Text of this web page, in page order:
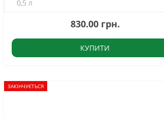
830.00 грн.
КУПИТИ
ЗАКІНЧУЄТЬСЯ